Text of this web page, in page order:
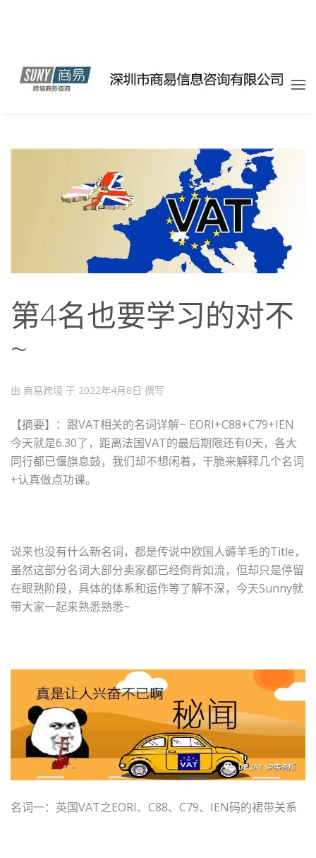
第4名也要学习的对不
~
由 商易跨境 于 2022年4月8日 撰写
【摘要】 ：跟VAT相关的名词详解~ EORI+C88+C79+IEN
今天就是6.30了，距离法国VAT的最后期限还有0天，各大
同行都已偃旗息鼓，我们却不想闲着，干脆来解释几个名词
+认真做点功课。
说来也没有什么新名词，都是传说中欧国人薅羊毛的Title，
虽然这部分名词大部分卖家都已经倒背如流，但却只是停留
在眼熟阶段，具体的体系和运作等了解不深，今天Sunny就
带大家一起来熟悉熟悉~
名词一：英国VAT之EORI、C88、C79、IEN码的裙带关系